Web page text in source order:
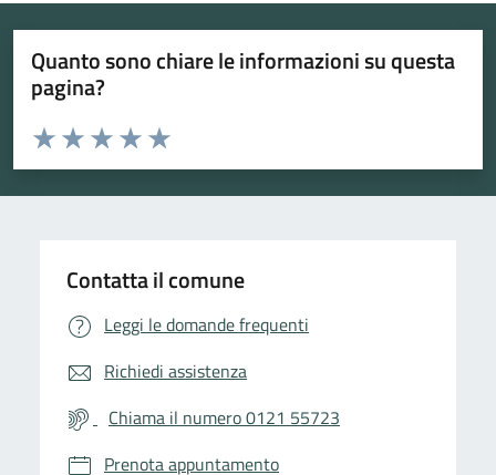
Quanto sono chiare le informazioni su questa
pagina?
Valuta da 1 a 5 stelle la pagina
Valuta 5 stelle su 5
Valuta 4 stelle su 5
Valuta 3 stelle su 5
Valuta 2 stelle su 5
Valuta 1 stelle su 5
Contatta il comune
Leggi le domande frequenti
Richiedi assistenza
Chiama il numero 0121 55723
Prenota appuntamento